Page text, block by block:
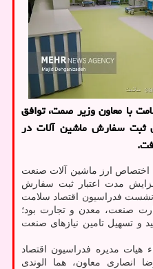
با معاون وزیر صمت، توافق
ثبت سفارش ماشین آلات در
اختصاص ارز ماشین آلات صنعت
مدت اعتبار ثبت سفارش
فدراسیون اقتصاد سلامت
صنعت، معدن و تجارت بود؛
و تسهیل تامین نیازهای صنعت
هیات مدیره فدراسیون اقتصاد
معاون، هما الوندی